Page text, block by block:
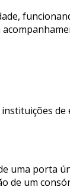
uma porta
de um